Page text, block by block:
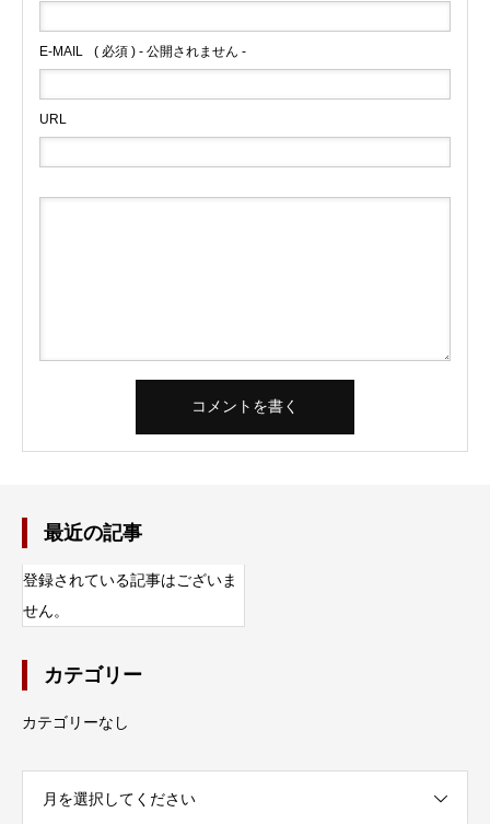
E-MAIL ( 必須 ) - 公開されません -
URL
最近の記事
登録されている記事はございま
せん。
カテゴリー
カテゴリーなし
月を選択してください